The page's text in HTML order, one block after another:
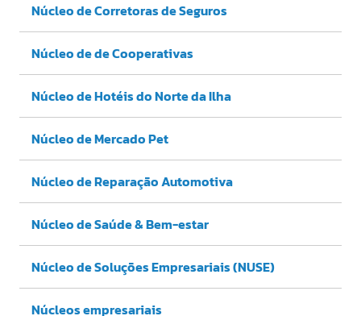
Núcleo de Corretoras de Seguros
Núcleo de de Cooperativas
Núcleo de Hotéis do Norte da Ilha
Núcleo de Mercado Pet
Núcleo de Reparação Automotiva
Núcleo de Saúde & Bem-estar
Núcleo de Soluções Empresariais (NUSE)
Núcleos empresariais